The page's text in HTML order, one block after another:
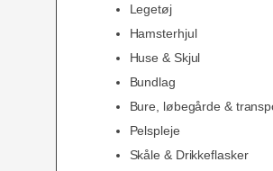
Legetøj
Hamsterhjul
Huse & Skjul
Bundlag
Bure, løbegårde &
Pelspleje
Skåle & Drikkeflasker